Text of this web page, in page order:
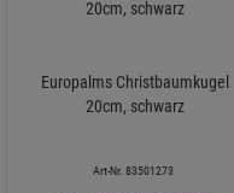
Europalms Christbaumkugel
20cm, schwarz
Art-Nr. 83501273